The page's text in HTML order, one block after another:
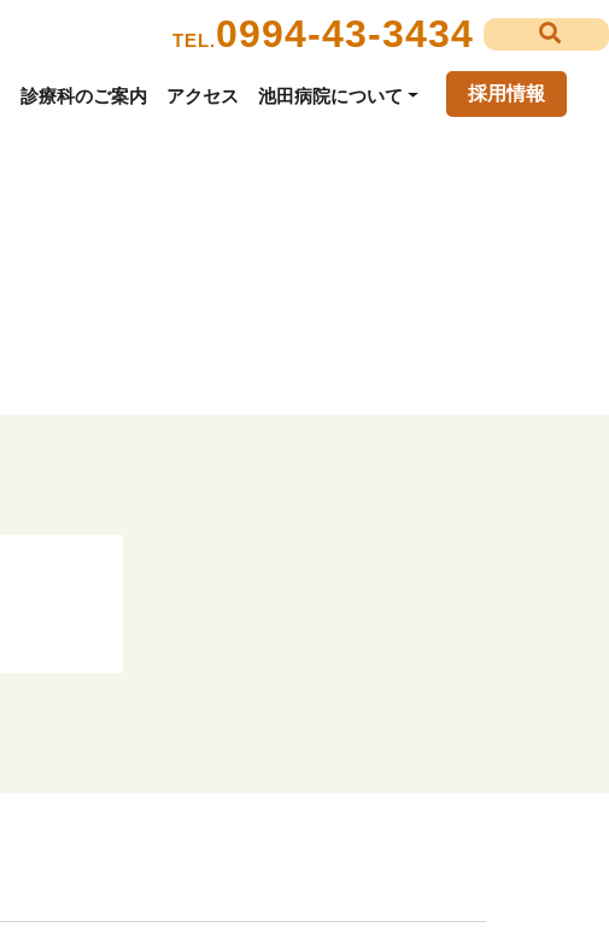
TEL.0994-43-3434
診療科のご案内 アクセス 池田病院について 採用情報